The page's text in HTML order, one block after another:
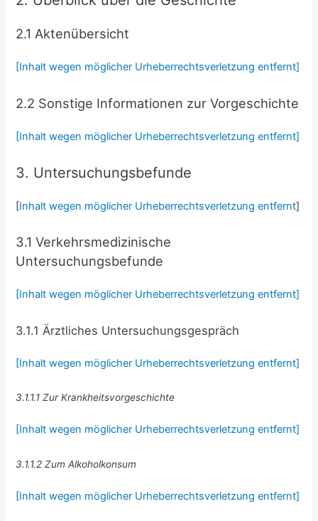
2.1 Aktenübersicht
[Inhalt wegen möglicher Urheberrechtsverletzung entfernt]
2.2 Sonstige Informationen zur Vorgeschichte
[Inhalt wegen möglicher Urheberrechtsverletzung entfernt]
3. Untersuchungsbefunde
[Inhalt wegen möglicher Urheberrechtsverletzung entfernt]
3.1 Verkehrsmedizinische
Untersuchungsbefunde
[Inhalt wegen möglicher Urheberrechtsverletzung entfernt]
3.1.1 Ärztliches Untersuchungsgespräch
[Inhalt wegen möglicher Urheberrechtsverletzung entfernt]
3.1.1.1 Zur Krankheitsvorgeschichte
[Inhalt wegen möglicher Urheberrechtsverletzung entfernt]
3.1.1.2 Zum Alkoholkonsum
[Inhalt wegen möglicher Urheberrechtsverletzung entfernt]